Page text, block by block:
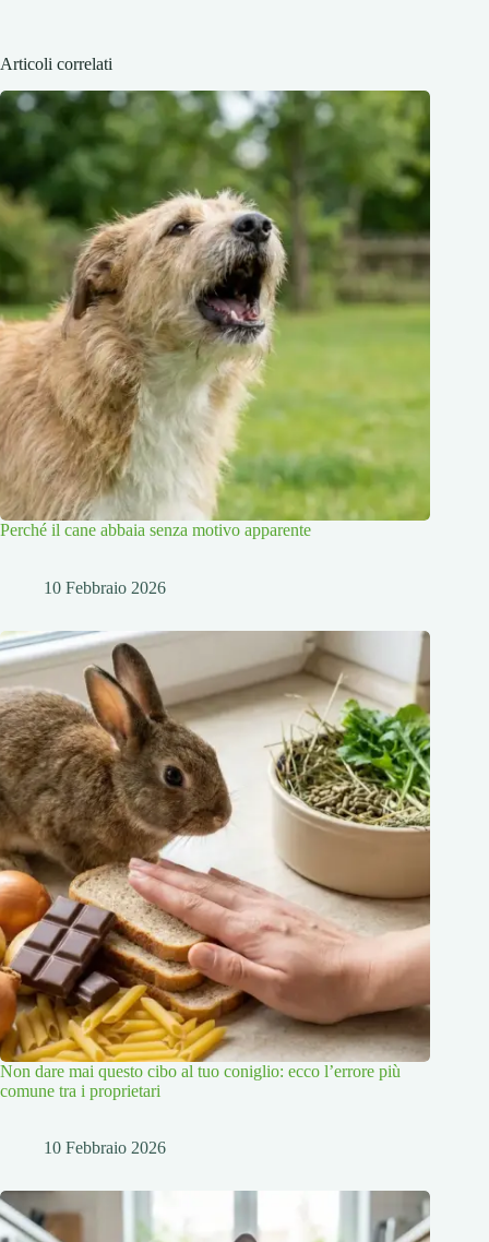
Articoli correlati
Perché il cane abbaia senza motivo apparente
10 Febbraio 2026
Non dare mai questo cibo al tuo coniglio: ecco l’errore più
comune tra i proprietari
10 Febbraio 2026